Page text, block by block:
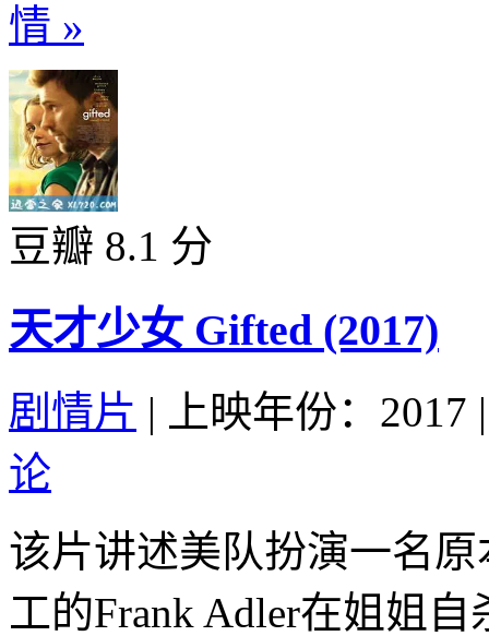
情 »
豆瓣 8.1 分
天才少女 Gifted (2017)
剧情片 | 上映年份：2017 |
论
该片讲述美队扮演一名
工的Frank Adler在姐姐